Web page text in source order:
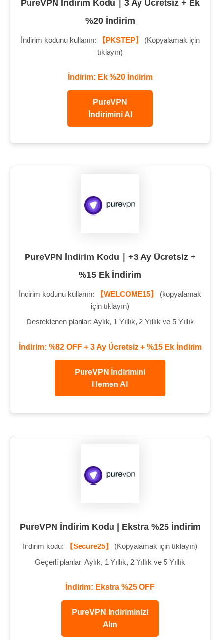
PureVPN İndirim Kodu｜3 Ay Ücretsiz + Ek
%20 İndirim
İndirim kodunu kullanın: 【PKSTEP】
(Kopyalamak için
tıklayın)
İndirim: Ek %20 İndirim
PureVPN
İndirimini Al
PureVPN İndirim Kodu｜+3 Ay Ücretsiz +
%15 Ek İndirim
İndirim kodunu kullanın: 【WELCOME15】
(kopyalamak
için tıklayın)
Desteklenen planlar: Aylık, 1 Yıllık, 2 Yıllık ve 5 Yıllık
İndirim: %82 OFF + 3 Ay Ücretsiz + %15 Ek İndirim
PureVPN İndirimini
Hemen Al
PureVPN İndirim Kodu | Ekstra %25 İndirim
İndirim kodu: 【Secure25】
(Kopyalamak için tıklayın)
Geçerli planlar: Aylık, 1 Yıllık, 2 Yıllık ve 5 Yıllık
İndirim: Ekstra %25 OFF
PureVPN İndiriminizi
Alın